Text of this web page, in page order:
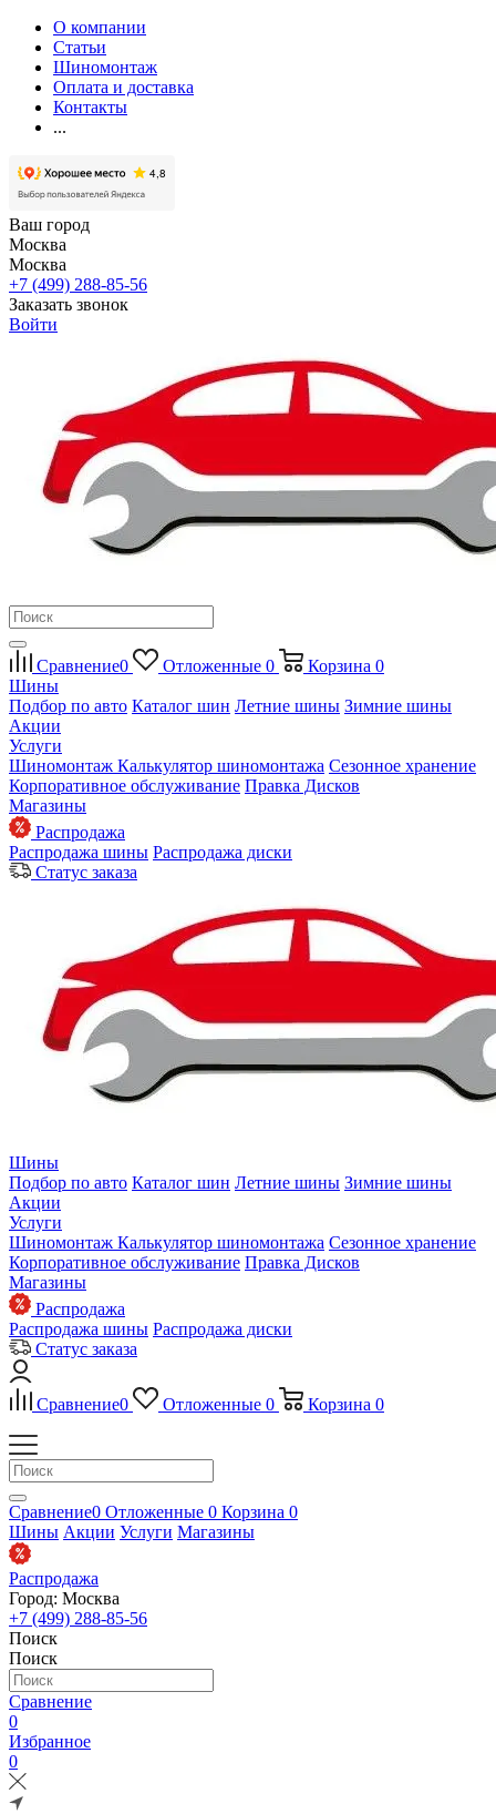
О компании
Статьи
Шиномонтаж
Оплата и доставка
Контакты
...
Ваш город
Москва
Москва
+7 (499) 288-85-56
Заказать звонок
Войти
Сравнение0 Отложенные 0 Корзина 0
Шины
Подбор по авто Каталог шин Летние шины Зимние шины
Акции
Услуги
Шиномонтаж Калькулятор шиномонтажа Сезонное хранение
Корпоративное обслуживание Правка Дисков
Магазины
Распродажа
Распродажа шины Распродажа диски
Статус заказа
Шины
Подбор по авто Каталог шин Летние шины Зимние шины
Акции
Услуги
Шиномонтаж Калькулятор шиномонтажа Сезонное хранение
Корпоративное обслуживание Правка Дисков
Магазины
Распродажа
Распродажа шины Распродажа диски
Статус заказа
Сравнение0 Отложенные 0 Корзина 0
Сравнение0 Отложенные 0 Корзина 0
Шины Акции Услуги Магазины
Распродажа
Город: Москва
+7 (499) 288-85-56
Поиск
Поиск
Сравнение
0
Избранное
0